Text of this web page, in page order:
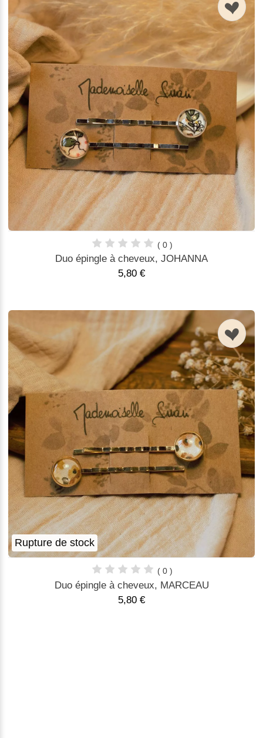
n
( 0 )
Duo épingle à cheveux, JOHANNA
5,80 €
Rupture de stock
n
( 0 )
Duo épingle à cheveux, MARCEAU
5,80 €